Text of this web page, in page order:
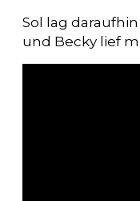
Sol lag
und Becky lief